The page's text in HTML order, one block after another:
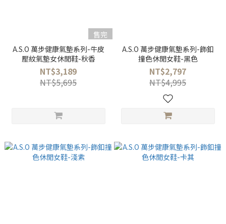
售完
A.S.O 萬步健康氣墊系列-牛皮
壓紋氣墊女休閒鞋-秋香
NT$3,189
NT$5,695
A.S.O 萬步健康氣墊系列-飾釦
撞色休閒女鞋-黑色
NT$2,797
NT$4,995